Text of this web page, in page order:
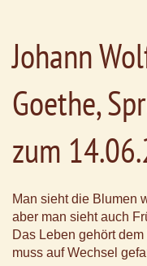
Johann
Goethe,
zum
Man sieht die Blumen
aber man sieht auch
Das Leben gehört
muss auf Wechsel